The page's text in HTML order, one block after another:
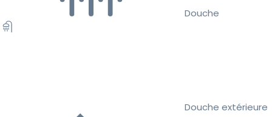
Douche
Douche extérieure